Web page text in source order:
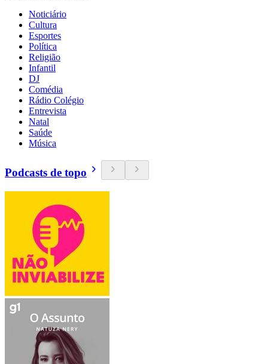
Noticiário
Cultura
Esportes
Política
Religião
Infantil
DJ
Comédia
Rádio Colégio
Entrevista
Natal
Saúde
Música
Podcasts de topo